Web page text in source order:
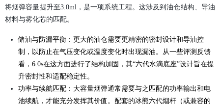
将烟弹容量提升至3.0ml，是一项系统工程。这涉及到油仓结构、导油
材料与雾化芯的匹配。
储油与防漏平衡：更大的油仓需要更精密的密封设计和导油控
制，以防止在气压变化或温度变化时出现漏油。从一些评测反馈
看，6.0s在这方面进行了结构加固，其“六代水滴底座”设计旨在提
升密封性和适配稳定性。
功率与续航匹配：大容量烟弹通常需要与之匹配的功率输出和电
池续航，才能充分发挥其价值。配套的冰熊六代烟杆（或兼容的